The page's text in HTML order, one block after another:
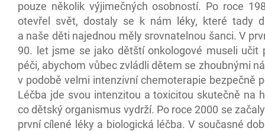
pouze několik výjimečných osobností. Po roce
otevřel svět, dostaly se k nám léky, které tady
a naše děti najednou měly srovnatelnou šanci. V
90. let jsme se jako dětští onkologové museli učit
péči, abychom vůbec zvládli dětem se zhoubnými
v podobě velmi intenzivní chemoterapie bezpečně
Léčba jde svou intenzitou a toxicitou skutečně na
co dětský organismus vydrží. Po roce 2000 se
první cílené léky a biologická léčba. V současné